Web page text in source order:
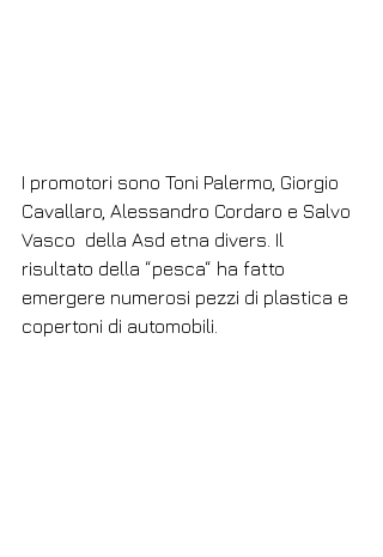
I promotori sono Toni Palermo, Giorgio
Cavallaro, Alessandro Cordaro e Salvo
Vasco  della Asd etna divers. Il
risultato della “pesca“ ha fatto
emergere numerosi pezzi di plastica e
copertoni di automobili.